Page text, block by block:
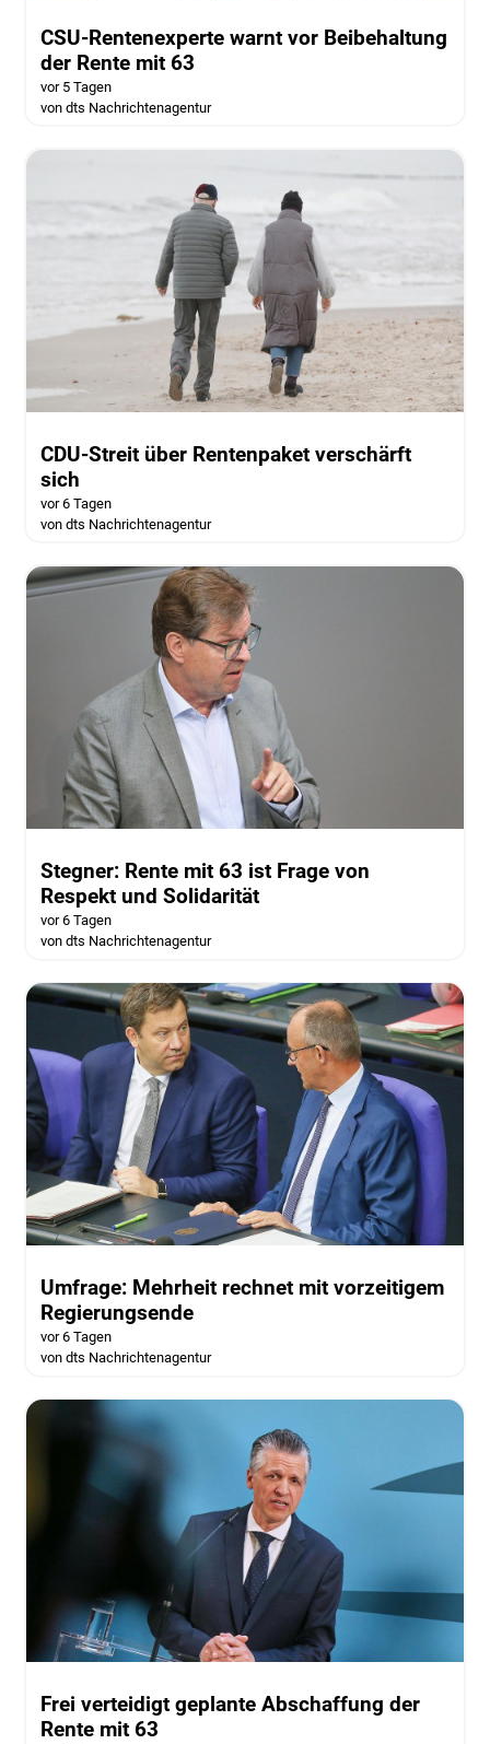
CSU-Rentenexperte warnt vor Beibehaltung
der Rente mit 63
vor 5 Tagen
von dts Nachrichtenagentur
CDU-Streit über Rentenpaket verschärft
sich
vor 6 Tagen
von dts Nachrichtenagentur
Stegner: Rente mit 63 ist Frage von
Respekt und Solidarität
vor 6 Tagen
von dts Nachrichtenagentur
Umfrage: Mehrheit rechnet mit vorzeitigem
Regierungsende
vor 6 Tagen
von dts Nachrichtenagentur
Frei verteidigt geplante Abschaffung der
Rente mit 63